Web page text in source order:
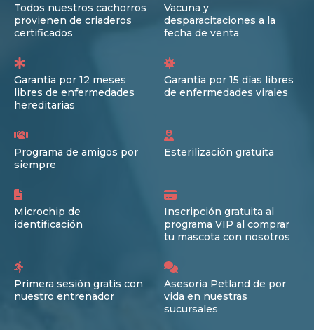
Todos nuestros cachorros
provienen de criaderos
certificados
Vacuna y
desparacitaciones a la
fecha de venta
Garantía por 12 meses
libres de enfermedades
hereditarias
Garantía por 15 días libres
de enfermedades virales
Programa de amigos por
siempre
Esterilización gratuita
Microchip de
identificación
Inscripción gratuita al
programa VIP al comprar
tu mascota con nosotros
Primera sesión gratis con
nuestro entrenador
Asesoria Petland de por
vida en nuestras
sucursales